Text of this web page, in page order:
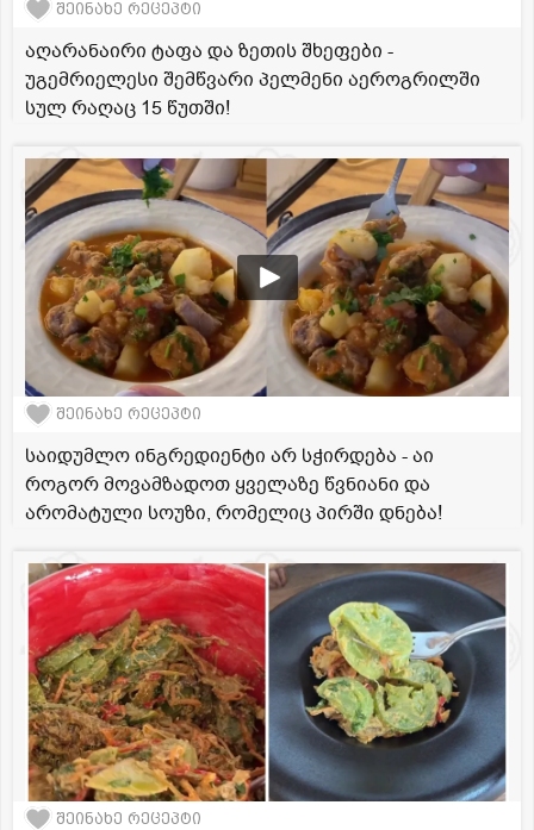
შეინახე რეცეპტი
აღარანაირი ტაფა და ზეთის შხეფები -
უგემრიელესი შემწვარი პელმენი აეროგრილში
სულ რაღაც 15 წუთში!
შეინახე რეცეპტი
საიდუმლო ინგრედიენტი არ სჭირდება - აი
როგორ მოვამზადოთ ყველაზე წვნიანი და
არომატული სოუზი, რომელიც პირში დნება!
შეინახე რეცეპტი